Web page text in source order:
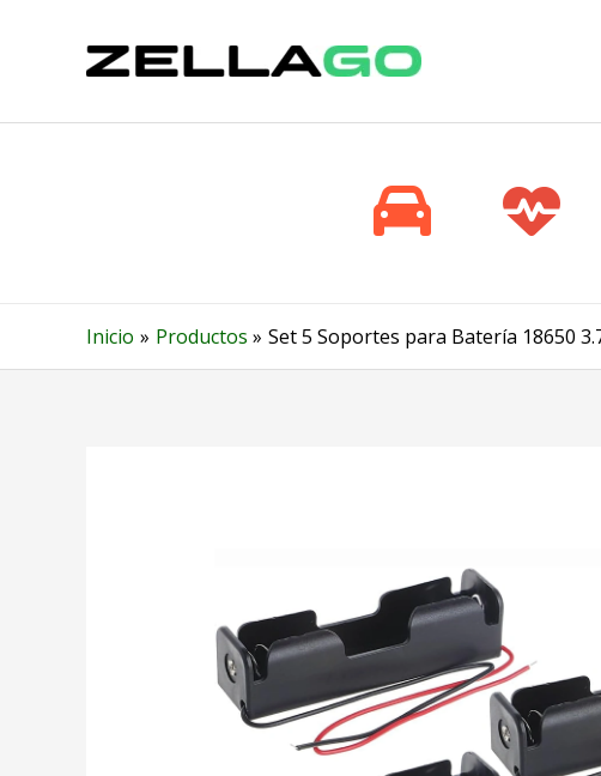
contenido
Inicio Productos Set 5 Soportes para Batería 18650